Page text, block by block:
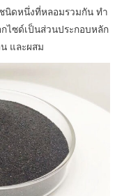
นิดหนึ่งที่หลอมรวมกัน ทำ
ไซด์เป็นส่วนประกอบหลัก
และผสม